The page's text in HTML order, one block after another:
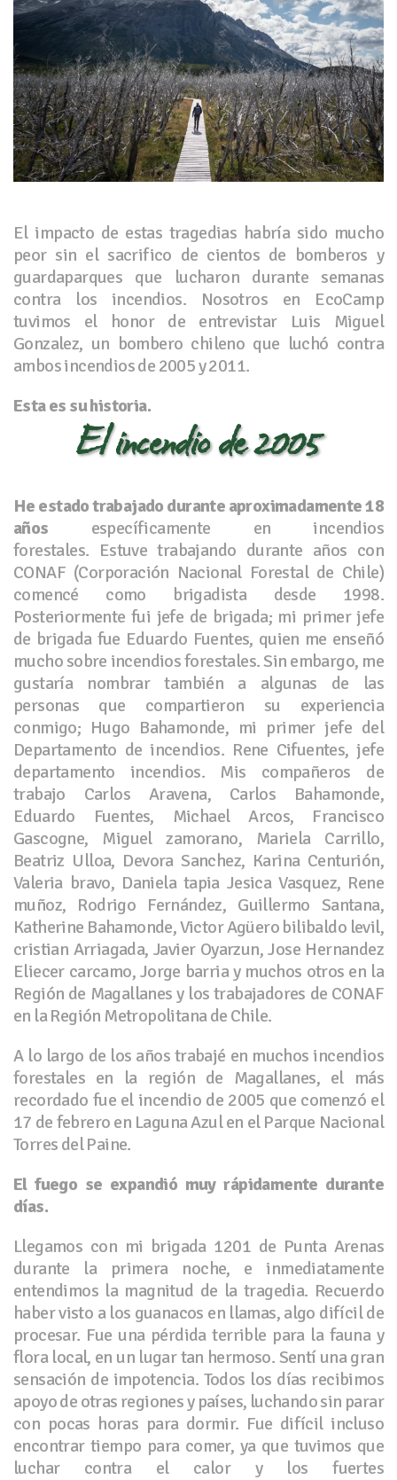
El impacto de estas tragedias habría sido mucho
peor sin el sacrifico de cientos de bomberos y
guardaparques que lucharon durante semanas
contra los incendios. Nosotros en EcoCamp
tuvimos el honor de entrevistar Luis Miguel
Gonzalez, un bombero chileno que luchó contra
ambos incendios de 2005 y 2011.
Esta es su historia.
El incendio de 2005
He estado trabajado durante aproximadamente 18
años específicamente en incendios
forestales. Estuve trabajando durante años con
CONAF (Corporación Nacional Forestal de Chile)
comencé como brigadista desde 1998.
Posteriormente fui jefe de brigada; mi primer jefe
de brigada fue Eduardo Fuentes, quien me enseñó
mucho sobre incendios forestales. Sin embargo, me
gustaría nombrar también a algunas de las
personas que compartieron su experiencia
conmigo; Hugo Bahamonde, mi primer jefe del
Departamento de incendios. Rene Cifuentes, jefe
departamento incendios. Mis compañeros de
trabajo Carlos Aravena, Carlos Bahamonde,
Eduardo Fuentes, Michael Arcos, Francisco
Gascogne, Miguel zamorano, Mariela Carrillo,
Beatriz Ulloa, Devora Sanchez, Karina Centurión,
Valeria bravo, Daniela tapia Jesica Vasquez, Rene
muñoz, Rodrigo Fernández, Guillermo Santana,
Katherine Bahamonde, Victor Agüero bilibaldo levil,
cristian Arriagada, Javier Oyarzun, Jose Hernandez
Eliecer carcamo, Jorge barria y muchos otros en la
Región de Magallanes y los trabajadores de CONAF
en la Región Metropolitana de Chile.
A lo largo de los años trabajé en muchos incendios
forestales en la región de Magallanes, el más
recordado fue el incendio de 2005 que comenzó el
17 de febrero en Laguna Azul en el Parque Nacional
Torres del Paine.
El fuego se expandió muy rápidamente durante
días.
Llegamos con mi brigada 1201 de Punta Arenas
durante la primera noche, e inmediatamente
entendimos la magnitud de la tragedia. Recuerdo
haber visto a los guanacos en llamas, algo difícil de
procesar. Fue una pérdida terrible para la fauna y
flora local, en un lugar tan hermoso. Sentí una gran
sensación de impotencia. Todos los días recibimos
apoyo de otras regiones y países, luchando sin parar
con pocas horas para dormir. Fue difícil incluso
encontrar tiempo para comer, ya que tuvimos que
luchar contra el calor y los fuertes